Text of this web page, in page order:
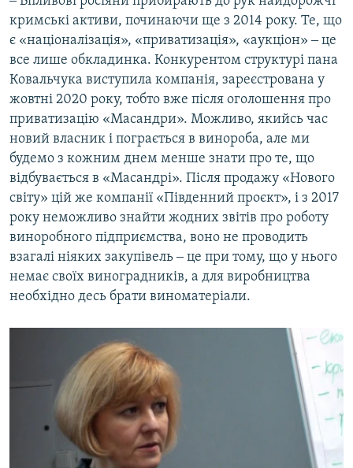
кримські активи, починаючи ще з 2014 року. Те, що
є «націоналізація», «приватизація», «аукціон» ‒ це
все лише обкладинка. Конкурентом структурі пана
Ковальчука виступила компанія, зареєстрована у
жовтні 2020 року, тобто вже після оголошення про
приватизацію «Масандри». Можливо, якийсь час
новий власник і пограється в винороба, але ми
будемо з кожним днем менше знати про те, що
відбувається в «Масандрі». Після продажу «Нового
світу» цій же компанії «Південний проєкт», і з 2017
року неможливо знайти жодних звітів про роботу
виноробного підприємства, воно не проводить
взагалі ніяких закупівель ‒ це при тому, що у нього
немає своїх виноградників, а для виробництва
необхідно десь брати виноматеріали.